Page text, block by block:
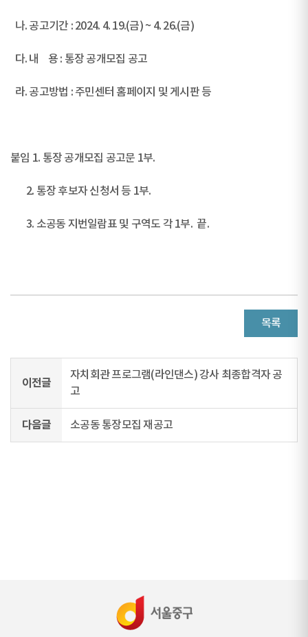
나. 공고기간 : 2024. 4. 19.(금) ~ 4. 26.(금)
다. 내 용 : 통장 공개모집 공고
라. 공고방법 : 주민센터 홈페이지 및 게시판 등
붙임 1. 통장 공개모집 공고문 1부.
2. 통장 후보자 신청서 등 1부.
3. 소공동 지번일람표 및 구역도 각 1부. 끝.
목록
이전글
자치회관 프로그램(라인댄스) 강사 최종합격자 공
고
다음글 소공동 통장모집 재공고